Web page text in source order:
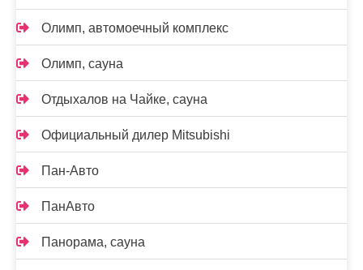
Олимп, автомоечный комплекс
Олимп, сауна
Отдыхалов на Чайке, сауна
Официальный дилер Mitsubishi
Пан-Авто
ПанАвто
Панорама, сауна